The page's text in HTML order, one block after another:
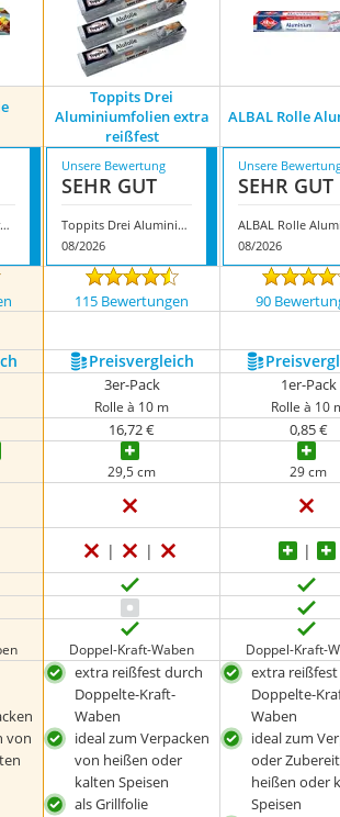
Toppits Drei
Aluminiumfolien extra
reißfest
ALBAL Rolle
Toppits Alufolie extrabreit
Unsere Bewertung
SEHR GUT
Toppits Drei Aluminiumfolien extra reißfest
08/2026
Unsere
SEHR GUT
08/2026
115 Bewertungen 90
Preis­vergleich
3er-Pack
Rolle à 10 m
1er-Pack
Rolle à 10
16,72 € 0,85 €
29,5 cm 29 cm
Doppel-Kraft-Waben Doppel-Kraft-
von
extra reißfest durch
Doppelte-Kraft-
Waben
ideal zum Verpacken
von heißen oder
kalten Speisen
als Grillfolie
extra
Doppelte-
Waben
ideal zum
oder
heißen oder
Speisen